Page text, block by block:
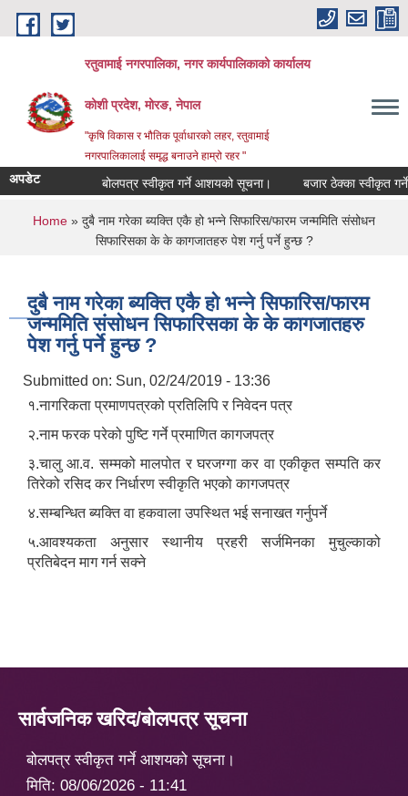
Skip to main content
रतुवामाई नगरपालिका, नगर कार्यपालिकाको कार्यालय
कोशी प्रदेश, मोरङ, नेपाल
"कृषि विकास र भौतिक पूर्वाधारको लहर, रतुवामाई
नगरपालिकालाई समृद्ध बनाउने हाम्रो रहर "
अपडेट बोलपत्र स्वीकृत गर्ने आशयको सूचना। बजार ठेक्का स्वीकृत गर्ने
You are here
Home » दुबै नाम गरेका ब्यक्ति एकै हो भन्ने सिफारिस/फारम जन्ममिति संसोधन
सिफारिसका के के कागजातहरु पेश गर्नु पर्ने हुन्छ ?
दुबै नाम गरेका ब्यक्ति एकै हो भन्ने सिफारिस/फारम
जन्ममिति संसोधन सिफारिसका के के कागजातहरु
पेश गर्नु पर्ने हुन्छ ?
Submitted on: Sun, 02/24/2019 - 13:36
१.नागरिकता प्रमाणपत्रको प्रतिलिपि र निवेदन पत्र
२.नाम फरक परेको पुष्टि गर्ने प्रमाणित कागजपत्र
३.चालु आ.व. सम्मको मालपोत र घरजग्गा कर वा एकीकृत सम्पति कर
तिरेको रसिद कर निर्धारण स्वीकृति भएको कागजपत्र
४.सम्बन्धित ब्यक्ति वा हकवाला उपस्थित भई सनाखत गर्नुपर्ने
५.आवश्यकता अनुसार स्थानीय प्रहरी सर्जमिनका मुचुल्काको
प्रतिबेदन माग गर्न सक्ने
सार्वजनिक खरिद/बोलपत्र सूचना
बोलपत्र स्वीकृत गर्ने आशयको सूचना।
मिति: 08/06/2026 - 11:41